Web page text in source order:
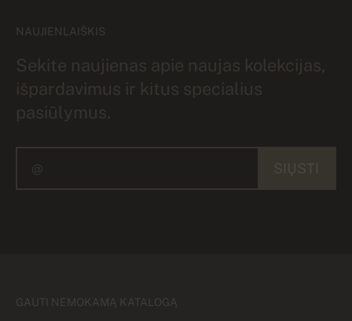
NAUJIENLAIŠKIS
Sekite naujienas apie naujas kolekcijas,
išpardavimus ir kitus specialius
pasiūlymus.
GAUTI NEMOKAMĄ KATALOGĄ